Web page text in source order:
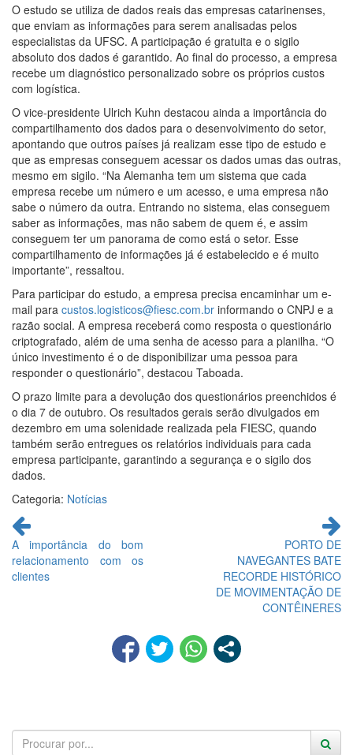
O estudo se utiliza de dados reais das empresas catarinenses,
que enviam as informações para serem analisadas pelos
especialistas da UFSC. A participação é gratuita e o sigilo
absoluto dos dados é garantido. Ao final do processo, a empresa
recebe um diagnóstico personalizado sobre os próprios custos
com logística.
O vice-presidente Ulrich Kuhn destacou ainda a importância do
compartilhamento dos dados para o desenvolvimento do setor,
apontando que outros países já realizam esse tipo de estudo e
que as empresas conseguem acessar os dados umas das outras,
mesmo em sigilo. “Na Alemanha tem um sistema que cada
empresa recebe um número e um acesso, e uma empresa não
sabe o número da outra. Entrando no sistema, elas conseguem
saber as informações, mas não sabem de quem é, e assim
conseguem ter um panorama de como está o setor. Esse
compartilhamento de informações já é estabelecido e é muito
importante”, ressaltou.
Para participar do estudo, a empresa precisa encaminhar um e-
mail para custos.logisticos@fiesc.com.br informando o CNPJ e a
razão social. A empresa receberá como resposta o questionário
criptografado, além de uma senha de acesso para a planilha. “O
único investimento é o de disponibilizar uma pessoa para
responder o questionário”, destacou Taboada.
O prazo limite para a devolução dos questionários preenchidos é
o dia 7 de outubro. Os resultados gerais serão divulgados em
dezembro em uma solenidade realizada pela FIESC, quando
também serão entregues os relatórios individuais para cada
empresa participante, garantindo a segurança e o sigilo dos
dados.
Categoria: Notícias
Continue
lendo
A importância do bom
relacionamento com os
clientes
PORTO DE
NAVEGANTES BATE
RECORDE HISTÓRICO
DE MOVIMENTAÇÃO DE
CONTÊINERES